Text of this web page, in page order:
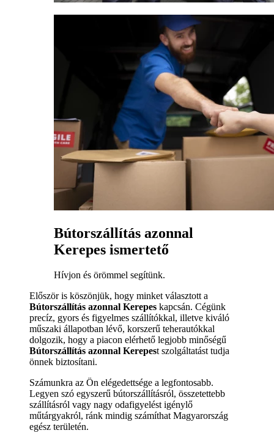
Bútorszállítás azonnal
Kerepes ismertető
Hívjon és örömmel segítünk.
Először is köszönjük, hogy minket választott a
Bútorszállítás azonnal Kerepes kapcsán. Cégünk
precíz, gyors és figyelmes szállítókkal, illetve kiváló
műszaki állapotban lévő, korszerű teherautókkal
dolgozik, hogy a piacon elérhető legjobb minőségű
Bútorszállítás azonnal Kerepest szolgáltatást tudja
önnek biztosítani.
Számunkra az Ön elégedettsége a legfontosabb.
Legyen szó egyszerű bútorszállításról, összetettebb
szállításról vagy nagy odafigyelést igénylő
műtárgyakról, ránk mindig számíthat Magyarország
egész területén.